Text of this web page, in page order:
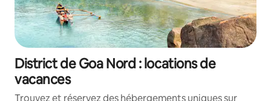
District de Goa Nord : locations de
vacances
Trouvez et réservez des hébergements uniques sur